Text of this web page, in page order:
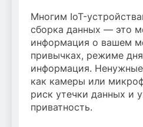
Многим IoT-
сборка данных — это
информация о вашем
привычках, режиме
информация.
как камеры или
риск утечки данных и
приватность.